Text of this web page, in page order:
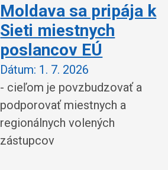
Moldava sa pripája k
Sieti miestnych
poslancov EÚ
Dátum: 1. 7. 2026
- cieľom je povzbudzovať a
podporovať miestnych a
regionálnych volených
zástupcov